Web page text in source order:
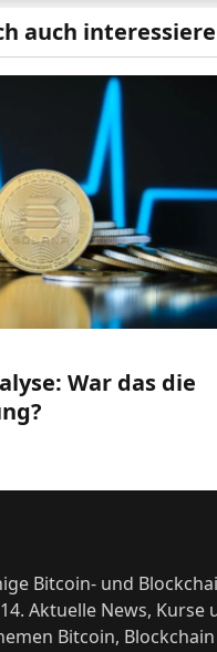
auch
War das die
Bitcoin- und
Aktuelle News, Kurse
Bitcoin,